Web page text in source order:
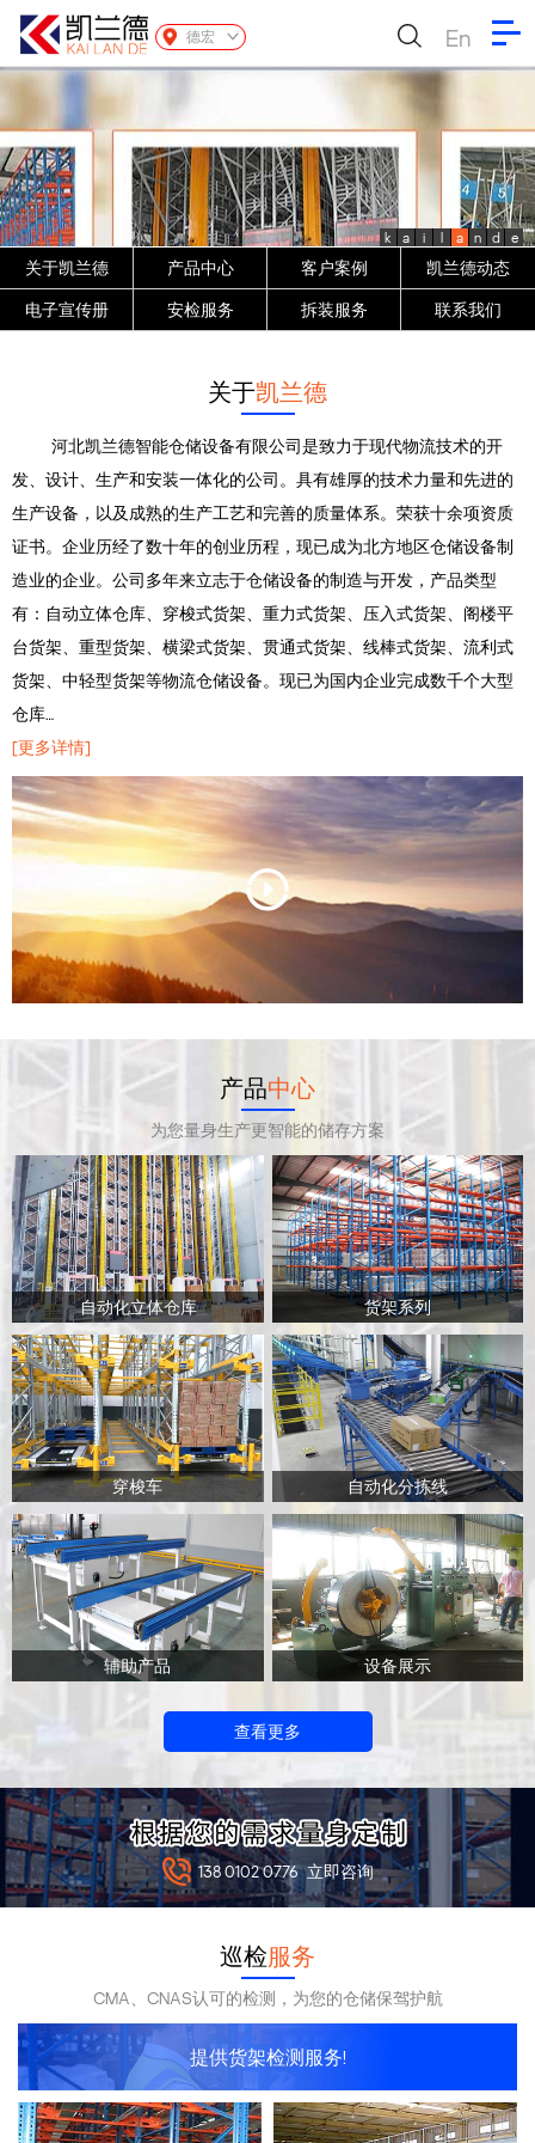
德宏 En
k a i l a n d e
关于凯兰德 产品中心 客户案例 凯兰德动态
电子宣传册 安检服务 拆装服务 联系我们
关于凯兰德
河北凯兰德智能仓储设备有限公司是致力于现代物流技术的开
发、设计、生产和安装一体化的公司。具有雄厚的技术力量和先进的
生产设备，以及成熟的生产工艺和完善的质量体系。荣获十余项资质
证书。企业历经了数十年的创业历程，现已成为北方地区仓储设备制
造业的企业。公司多年来立志于仓储设备的制造与开发，产品类型
有：自动立体仓库、穿梭式货架、重力式货架、压入式货架、阁楼平
台货架、重型货架、横梁式货架、贯通式货架、线棒式货架、流利式
货架、中轻型货架等物流仓储设备。现已为国内企业完成数千个大型
仓库…
[更多详情]
产品中心
为您量身生产更智能的储存方案
自动化立体仓库 货架系列
穿梭车 自动化分拣线
辅助产品 设备展示
查看更多
138 0102 0776 立即咨询
巡检服务
CMA、CNAS认可的检测，为您的仓储保驾护航
提供货架检测服务!